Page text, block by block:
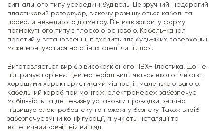
сигнального типу усередині будівель. Це зручний, недорогий
пластиковий резервуар, в якому розміщуються кабелі та
проводи невеликого діаметру. Він має закриту форму
прямокутного типу з плоскою основою. Кабель-канал
простий у встановленні, підходить для будь-яких поверхонь і
може монтуватися на стінах стелі чи підлозі.
Виготовляється виріб з високоякісного ПВХ-Пластика, що не
підтримує горіння. Цей матеріал виділяється екологічністю,
хорошими характеристиками міцності і маленькою вагою.
Кабельний короб при монтажі електромереж забезпечує
мобільність та дешевизну установки проводки, значно
підвищує електробезпеку та пожежну безпеку. Також виріб
забезпечує зміни конфігурації, гнучкість інсталяції та
естетичний зовнішній вигляд.